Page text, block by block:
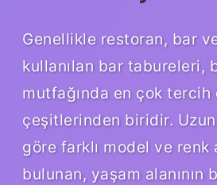
Genellikle restoran, bar
kullanılan bar tabureleri,
mutfağında en çok
çeşitlerinden biridir.
göre farklı model ve
bulunan, yaşam alanının